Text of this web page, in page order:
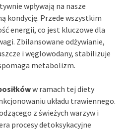
wpływają na nasze
kondycję. Przede wszystkim
energii, co jest kluczowe dla
Zbilansowane odżywianie,
i węglowodany, stabilizuje
metabolizm.
w ramach tej diety
układu trawiennego.
z świeżych warzyw i
procesy detoksykacyjne